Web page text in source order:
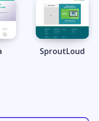
SproutLoud